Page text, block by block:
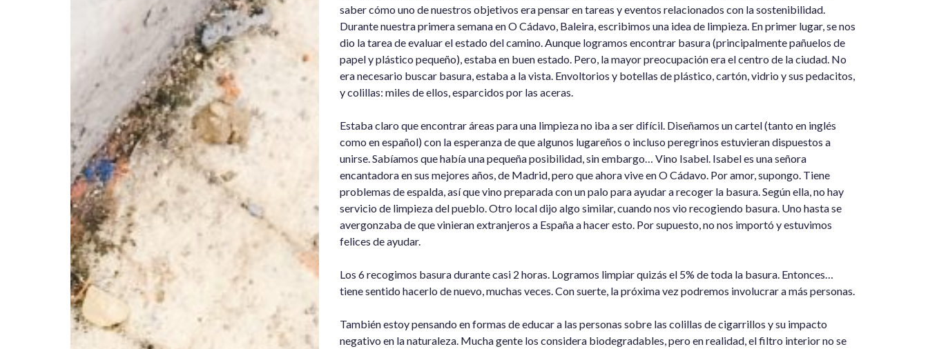
saber cómo uno de nuestros objetivos era pensar en tareas y eventos relacionados con la sostenibilidad.
Durante nuestra primera semana en O Cádavo, Baleira, escribimos una idea de limpieza. En primer lugar, se nos
dio la tarea de evaluar el estado del camino. Aunque logramos encontrar basura (principalmente pañuelos de
papel y plástico pequeño), estaba en buen estado. Pero, la mayor preocupación era el centro de la ciudad. No
era necesario buscar basura, estaba a la vista. Envoltorios y botellas de plástico, cartón, vidrio y sus pedacitos,
y colillas: miles de ellos, esparcidos por las aceras.
Estaba claro que encontrar áreas para una limpieza no iba a ser difícil. Diseñamos un cartel (tanto en inglés
como en español) con la esperanza de que algunos lugareños o incluso peregrinos estuvieran dispuestos a
unirse. Sabíamos que había una pequeña posibilidad, sin embargo… Vino Isabel. Isabel es una señora
encantadora en sus mejores años, de Madrid, pero que ahora vive en O Cádavo. Por amor, supongo. Tiene
problemas de espalda, así que vino preparada con un palo para ayudar a recoger la basura. Según ella, no hay
servicio de limpieza del pueblo. Otro local dijo algo similar, cuando nos vio recogiendo basura. Uno hasta se
avergonzaba de que vinieran extranjeros a España a hacer esto. Por supuesto, no nos importó y estuvimos
felices de ayudar.
Los 6 recogimos basura durante casi 2 horas. Logramos limpiar quizás el 5% de toda la basura. Entonces…
tiene sentido hacerlo de nuevo, muchas veces. Con suerte, la próxima vez podremos involucrar a más personas.
También estoy pensando en formas de educar a las personas sobre las colillas de cigarrillos y su impacto
negativo en la naturaleza. Mucha gente los considera biodegradables, pero en realidad, el filtro interior no se